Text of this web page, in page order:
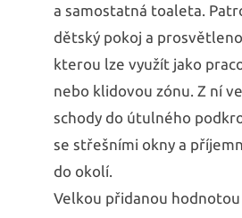
a samostatná toaleta.
dětský pokoj a
kterou lze využít jako
nebo klidovou zónu. Z ní
schody do útulného
se střešními okny a
do okolí.
Velkou přidanou